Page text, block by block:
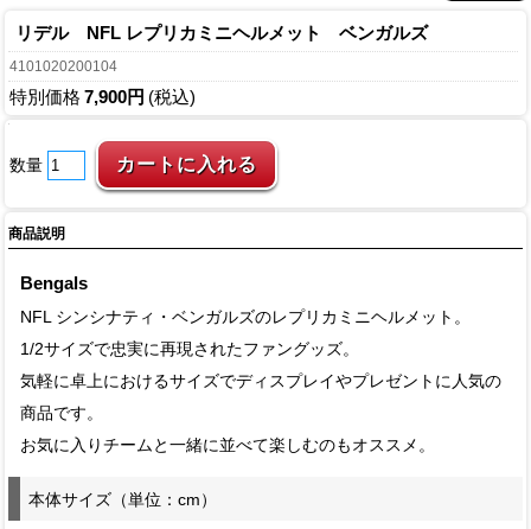
リデル NFL レプリカミニヘルメット ベンガルズ
4101020200104
特別価格 7,900円 (税込)
数量
商品説明
Bengals
NFL シンシナティ・ベンガルズのレプリカミニヘルメット。
1/2サイズで忠実に再現されたファングッズ。
気軽に卓上におけるサイズでディスプレイやプレゼントに人気の
商品です。
お気に入りチームと一緒に並べて楽しむのもオススメ。
本体サイズ（単位：cm）